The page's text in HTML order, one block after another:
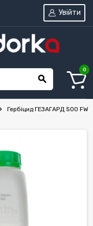
search
Увійти
0
chevron_right Гербіцид ГЕЗАГАРД 500 FW